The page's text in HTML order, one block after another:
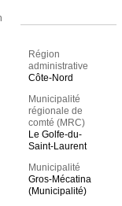
Région
administrative
Côte-Nord
Municipalité
régionale de
comté (MRC)
Le Golfe-du-
Saint-Laurent
Municipalité
Gros-Mécatina
(Municipalité)